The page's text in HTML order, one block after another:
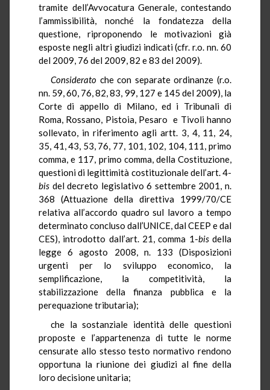
tramite dell’Avvocatura Generale, contestando
l’ammissibilità, nonché la fondatezza della
questione, riproponendo le motivazioni già
esposte negli altri giudizi indicati (cfr. r.o. nn. 60
del 2009, 76 del 2009, 82 e 83 del 2009).
Considerato che con separate ordinanze (r.o.
nn. 59, 60, 76, 82, 83, 99, 127 e 145 del 2009), la
Corte di appello di Milano, ed i Tribunali di
Roma, Rossano, Pistoia, Pesaro e Tivoli hanno
sollevato, in riferimento agli artt. 3, 4, 11, 24,
35, 41, 43, 53, 76, 77, 101, 102, 104, 111, primo
comma, e 117, primo comma, della Costituzione,
questioni di legittimità costituzionale dell’art. 4-
bis del decreto legislativo 6 settembre 2001, n.
368 (Attuazione della direttiva 1999/70/CE
relativa all’accordo quadro sul lavoro a tempo
determinato concluso dall’UNICE, dal CEEP e dal
CES), introdotto dall’art. 21, comma 1-bisdella
legge 6 agosto 2008, n. 133 (Disposizioni
urgenti per lo sviluppo economico, la
semplificazione, la competitività, la
stabilizzazione della finanza pubblica e la
perequazione tributaria);
che la sostanziale identità delle questioni
proposte e l’appartenenza di tutte le norme
censurate allo stesso testo normativo rendono
opportuna la riunione dei giudizi al fine della
loro decisione unitaria;